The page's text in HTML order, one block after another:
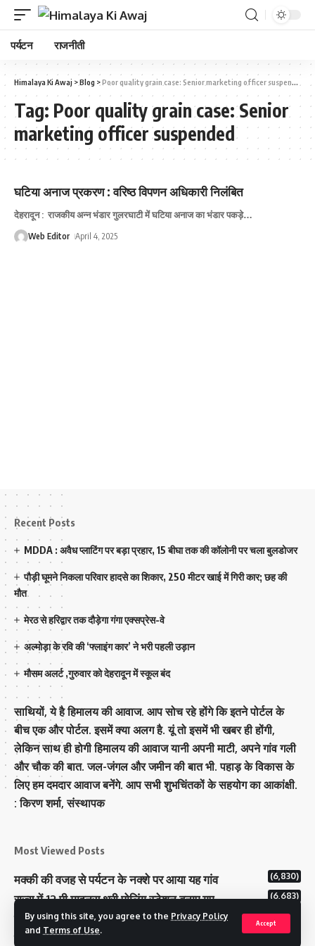
By using this site, you agree to the Privacy Policy
and Terms of Use.
Accept
पर्यटन राजनीती
Himalaya Ki Awaj >Blog >Poor quality grain case: Senior marketing officer suspended
Tag: Poor quality grain case: Senior
marketing officer suspended
घटिया अनाज प्रकरण : वरिष्‍ठ विपणन अधिकारी निलंबित
देहरादून : राजकीय अन्‍न भंडार गुलरघाटी में घटिया अनाज का भंडार पकड़े…
Web Editor April 4, 2025
Recent Posts
MDDA : अवैध प्लाटिंग पर बड़ा प्रहार, 15 बीघा तक की कॉलोनी पर चला बुलडोजर
पौड़ी घूमने निकला परिवार हादसे का शिकार, 250 मीटर खाई में गिरी कार; छह की
मौत
मेरठ से हरिद्वार तक दौड़ेगा गंगा एक्सप्रेस-वे
अल्मोड़ा के रवि की ‘फ्लाइंग कार’ ने भरी पहली उड़ान
मौसम अलर्ट ,गुरुवार को देहरादून में स्कूल बंद
साथियों, ये है हिमालय की आवाज. आप सोच रहे होंगे कि इतने पोर्टल के
बीच एक और पोर्टल. इसमें क्या अलग है. यूं तो इसमें भी खबर ही होंगी,
लेकिन साथ ही होगी हिमालय की आवाज यानी अपनी माटी, अपने गांव गली
और चौक की बात. जल-जंगल और जमीन की बात भी. पहाड़ के विकास के
लिए हम दमदार आवाज बनेंगे. आप सभी शुभचिंतकों के सहयोग का आकांक्षी.
: किरण शर्मा, संस्‍थापक
Most Viewed Posts
मक्‍की की वजह से पर्यटन के नक्‍शे पर आया यह गांव (6,830)
राज्य में 12 पी माइनस थ्री पोलिंग स्टेशन बनाए गए (6,683)
टिहरी राजपरिवार के पास 200 करोड से अधिक की संपत्ति (5,171)
कम मतदान प्रतिशत वाले बूथों पर जनजागरूकता में जुटा चुनाव आयोग